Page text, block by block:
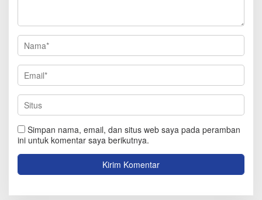
Simpan nama, email, dan situs web saya pada peramban
ini untuk komentar saya berikutnya.